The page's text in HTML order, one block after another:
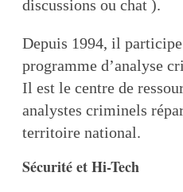
discussions ou chat ).
Depuis 1994, il
programme d’analyse
Il est le centre de
analystes criminels
territoire national.
Sécurité et Hi-Tech